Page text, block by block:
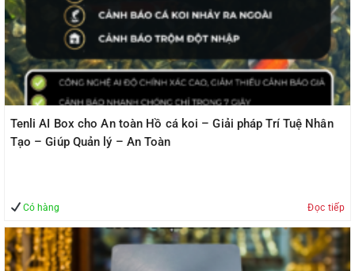
Tenli AI Box cho An toàn Hồ cá koi – Giải pháp Trí Tuệ Nhân
Tạo – Giúp Quản lý – An Toàn
Có hàng Đọc tiếp